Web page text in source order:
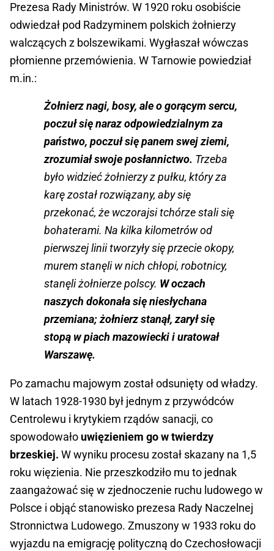
Prezesa Rady Ministrów. W 1920 roku osobiście
odwiedzał pod Radzyminem polskich żołnierzy
walczących z bolszewikami. Wygłaszał wówczas
płomienne przemówienia. W Tarnowie powiedział
m.in.:
Żołnierz nagi, bosy, ale o gorącym sercu,
poczuł się naraz odpowiedzialnym za
państwo, poczuł się panem swej ziemi,
zrozumiał swoje posłannictwo. Trzeba
było widzieć żołnierzy z pułku, który za
karę został rozwiązany, aby się
przekonać, że wczorajsi tchórze stali się
bohaterami. Na kilka kilometrów od
pierwszej linii tworzyły się przecie okopy,
murem stanęli w nich chłopi, robotnicy,
stanęli żołnierze polscy. W oczach
naszych dokonała się niesłychana
przemiana; żołnierz stanął, zarył się
stopą w piach mazowiecki i uratował
Warszawę.
Po zamachu majowym został odsunięty od władzy.
W latach 1928-1930 był jednym z przywódców
Centrolewu i krytykiem rządów sanacji, co
spowodowało uwięzieniem go w twierdzy
brzeskiej. W wyniku procesu został skazany na 1,5
roku więzienia. Nie przeszkodziło mu to jednak
zaangażować się w zjednoczenie ruchu ludowego w
Polsce i objąć stanowisko prezesa Rady Naczelnej
Stronnictwa Ludowego. Zmuszony w 1933 roku do
wyjazdu na emigrację polityczną do Czechosłowacji